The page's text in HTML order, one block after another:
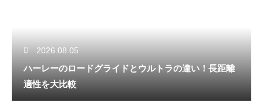
2026.08.05
ハーレーのロードグライドとウルトラの違い！長距離
適性を大比較